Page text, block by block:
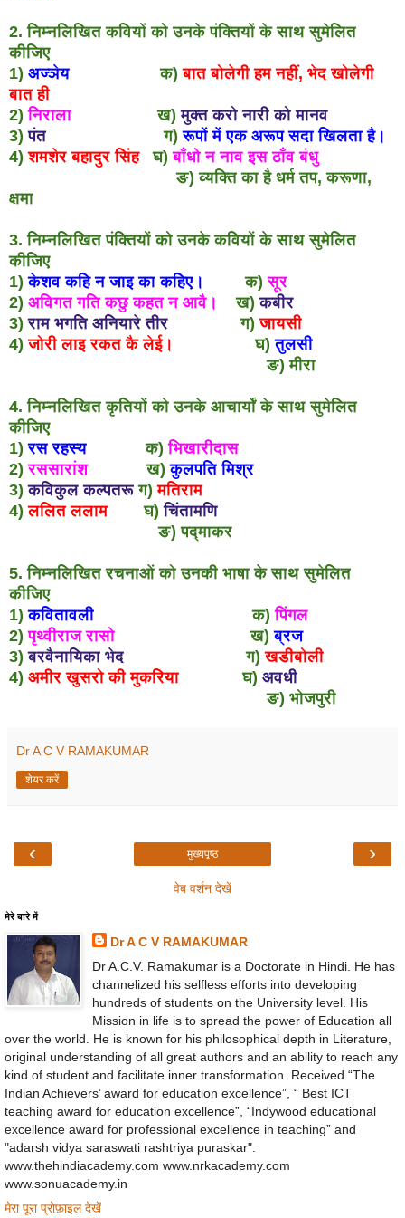
2. निम्नलिखित कवियों को उनके पंक्तियों के साथ सुमेलित
कीजिए
1) अज्ञेय क)बात बोलेगी हम नहीं, भेद खोलेगी
बात ही
2)निराला ख)मुक्त करो नारी को मानव
3)पंत ग) रूपों में एक अरूप सदा खिलता है।
4)शमशेर बहादुर सिंह घ)बाँधो न नाव इस ठाँव बंधु
ङ) व्यक्ति का है धर्म तप, करूणा,
क्षमा
3. निम्नलिखित पंक्तियों को उनके कवियों के साथ सुमेलित
कीजिए
1)केशव कहि न जाइ का कहिए। क)सूर
2) अविगत गति कछु कहत न आवै। ख)कबीर
3)राम भगति अनियारे तीर ग)जायसी
4)जोरी लाइ रकत कै लेई। घ)तुलसी
ङ) मीरा
4. निम्नलिखित कृतियों को उनके आचार्यों के साथ सुमेलित
कीजिए
1)रस रहस्य क)भिखारीदास
2)रससारांश ख)कुलपति मिश्र
3)कविकुल कल्पतरूग)मतिराम
4)ललित ललामघ)चिंतामणि
ङ) पद्माकर
5. निम्नलिखित रचनाओं को उनकी भाषा के साथ सुमेलित
कीजिए
1)कवितावली क)पिंगल
2) पृथ्वीराज रासो ख)ब्रज
3)बरवैनायिका भेद ग)खडीबोली
4) अमीर खुसरो की मुकरिया घ) अवधी
ङ) भोजपुरी
Dr A C V RAMAKUMAR
शेयर करें
‹ ›
मुख्यपृष्ठ
वेब वर्शन देखें
मेरे बारे में
Dr A C V RAMAKUMAR
Dr A.C.V. Ramakumar is a Doctorate in Hindi. He has
channelized his selfless efforts into developing
hundreds of students on the University level. His
Mission in life is to spread the power of Education all
over the world. He is known for his philosophical depth in Literature,
original understanding of all great authors and an ability to reach any
kind of student and facilitate inner transformation. Received “The
Indian Achievers’ award for education excellence”, “ Best ICT
teaching award for education excellence”, “Indywood educational
excellence award for professional excellence in teaching” and
"adarsh vidya saraswati rashtriya puraskar".
www.thehindiacademy.com www.nrkacademy.com
www.sonuacademy.in
मेरा पूरा प्रोफ़ाइल देखें